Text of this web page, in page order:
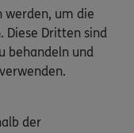
werden, um die
Diese Dritten sind
behandeln und
der